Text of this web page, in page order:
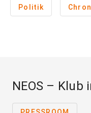
Politik
NEOS – Klub